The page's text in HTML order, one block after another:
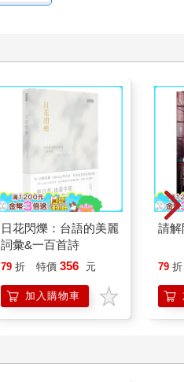
日花閃爍：台語的美麗
詞彙&一百首詩
79 折 特價 356 元
加入購物車
請解
79 折